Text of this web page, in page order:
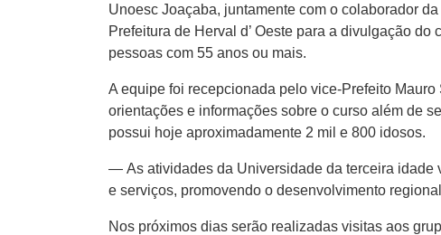
Unoesc Joaçaba, juntamente com o colaborador
Prefeitura de Herval d’ Oeste para a divulgação
pessoas com 55 anos ou mais.
A equipe foi recepcionada pelo vice-Prefeito
orientações e informações sobre o curso além de
possui hoje aproximadamente 2 mil e 800 idosos.
— As atividades da Universidade da terceira idade
e serviços, promovendo o desenvolvimento
Nos próximos dias serão realizadas visitas aos